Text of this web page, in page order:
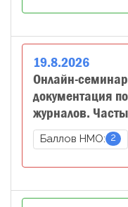
19.8.2026
Онлайн-
документация
журналов.
Баллов НМО: 2